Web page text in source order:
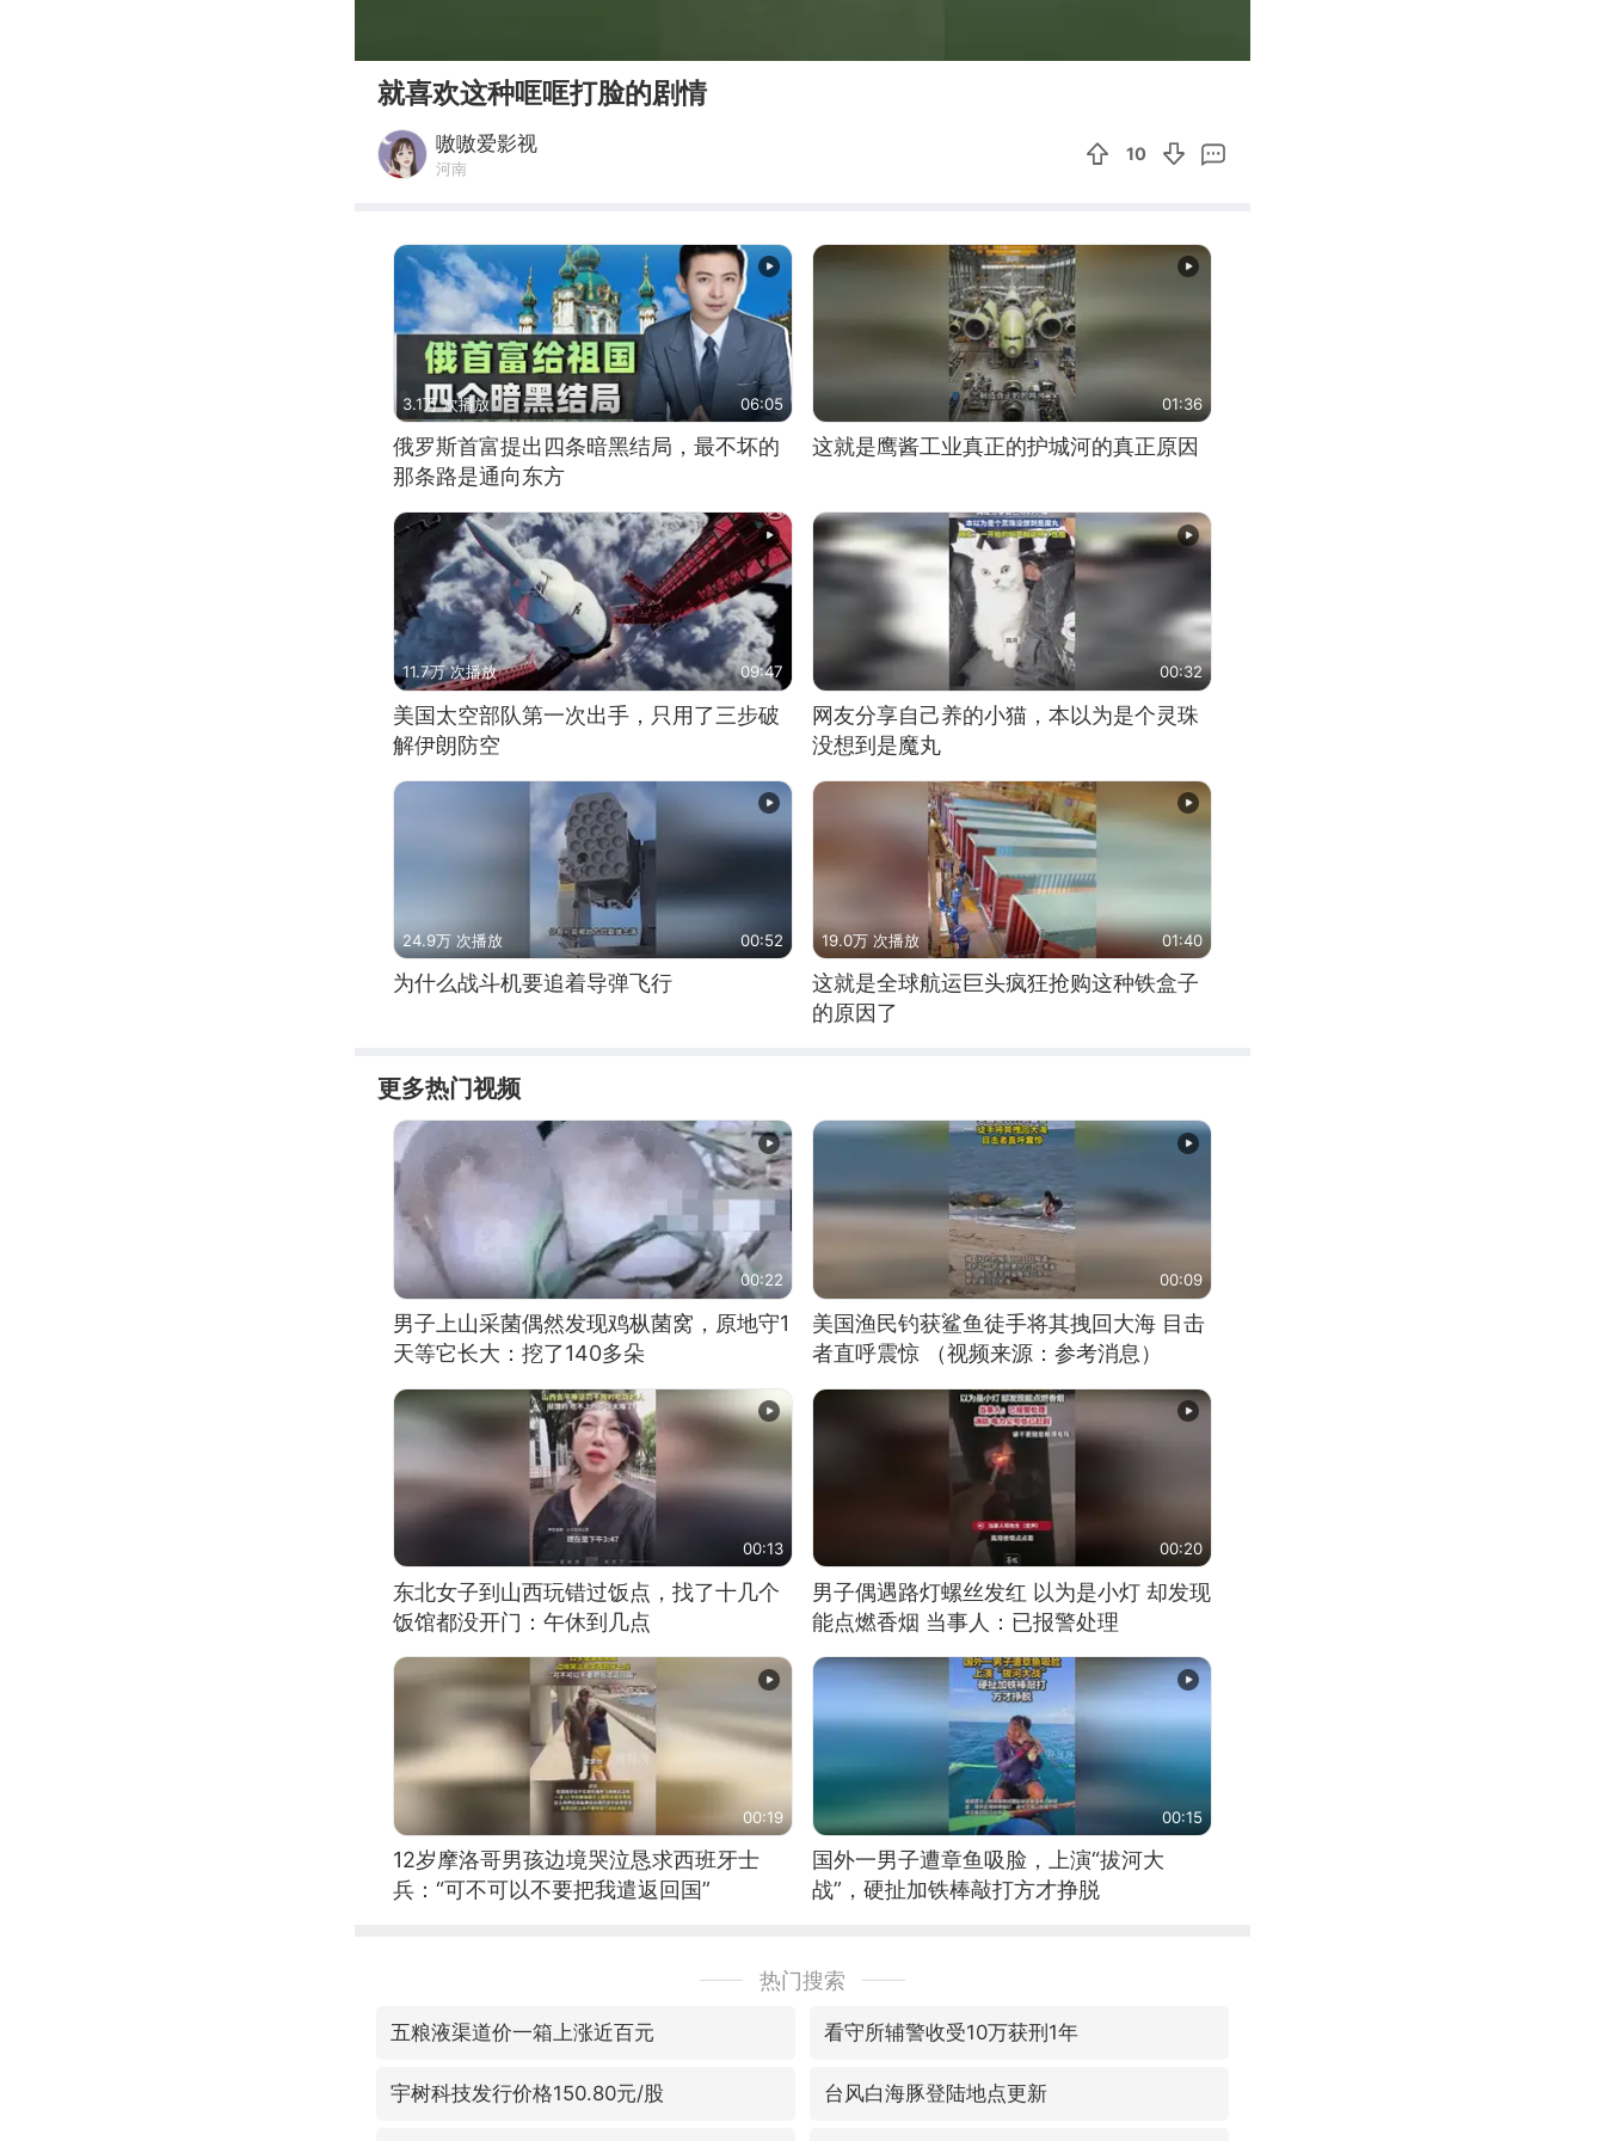
就喜欢这种哐哐打脸的剧情
嗷嗷爱影视
河南
10
3.1万 次播放 06:05
俄罗斯首富提出四条暗黑结局，最不坏的
那条路是通向东方
01:36
这就是鹰酱工业真正的护城河的真正原因
11.7万 次播放 09:47
美国太空部队第一次出手，只用了三步破
解伊朗防空
00:32
网友分享自己养的小猫，本以为是个灵珠
没想到是魔丸
24.9万 次播放 00:52
为什么战斗机要追着导弹飞行
19.0万 次播放 01:40
这就是全球航运巨头疯狂抢购这种铁盒子
的原因了
更多热门视频
00:22
男子上山采菌偶然发现鸡枞菌窝，原地守1
天等它长大：挖了140多朵
00:09
美国渔民钓获鲨鱼徒手将其拽回大海 目击
者直呼震惊 （视频来源：参考消息）
00:13
东北女子到山西玩错过饭点，找了十几个
饭馆都没开门：午休到几点
00:20
男子偶遇路灯螺丝发红 以为是小灯 却发现
能点燃香烟 当事人：已报警处理
00:19
12岁摩洛哥男孩边境哭泣恳求西班牙士
兵：“可不可以不要把我遣返回国”
00:15
国外一男子遭章鱼吸脸，上演“拔河大
战”，硬扯加铁棒敲打方才挣脱
热门搜索
五粮液渠道价一箱上涨近百元 看守所辅警收受10万获刑1年
宇树科技发行价格150.80元/股 台风白海豚登陆地点更新